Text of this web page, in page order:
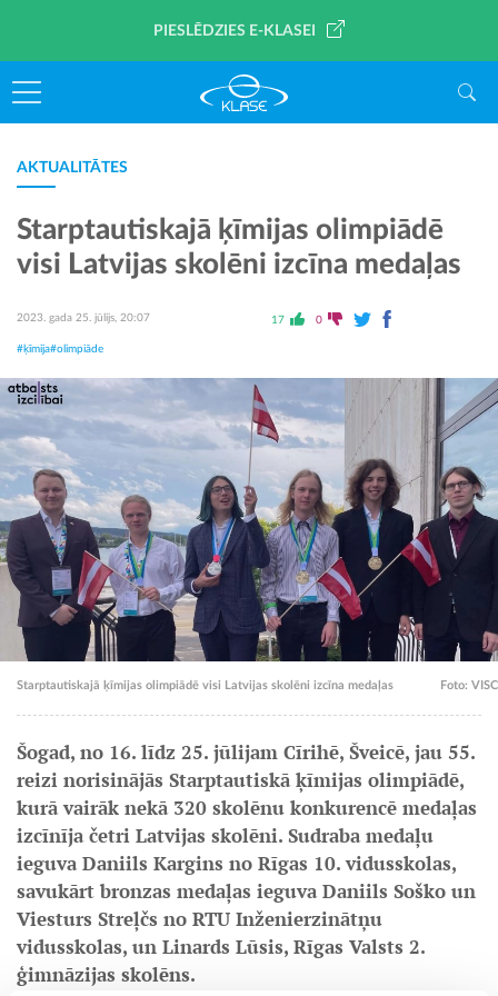
PIESLĒDZIES E-KLASEI
AKTUALITĀTES
Starptautiskajā ķīmijas olimpiādē
visi Latvijas skolēni izcīna medaļas
2023. gada 25. jūlijs, 20:07 17 0
#ķīmija#olimpiāde
Starptautiskajā ķīmijas olimpiādē visi Latvijas skolēni izcīna medaļas Foto: VISC
Šogad, no 16. līdz 25. jūlijam Cīrihē, Šveicē, jau 55.
reizi norisinājās Starptautiskā ķīmijas olimpiādē,
kurā vairāk nekā 320 skolēnu konkurencē medaļas
izcīnīja četri Latvijas skolēni. Sudraba medaļu
ieguva Daniils Kargins no Rīgas 10. vidusskolas,
savukārt bronzas medaļas ieguva Daniils Soško un
Viesturs Streļčs no RTU Inženierzinātņu
vidusskolas, un Linards Lūsis, Rīgas Valsts 2.
ģimnāzijas skolēns.